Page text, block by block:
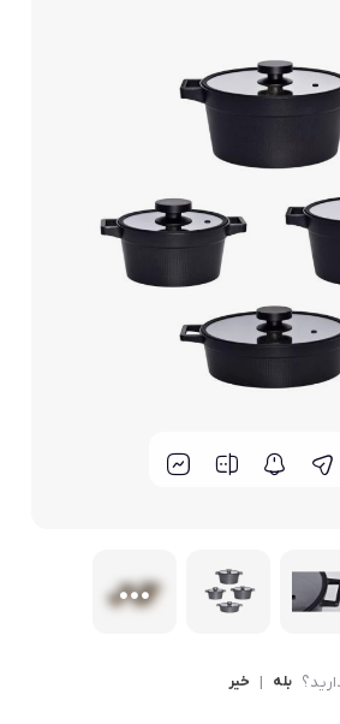
لوازم پخت و پز
بله | خیر